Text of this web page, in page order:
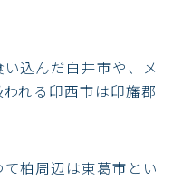
込んだ白井市や、メ
れる印西市は印旛郡
柏周辺は東葛市とい